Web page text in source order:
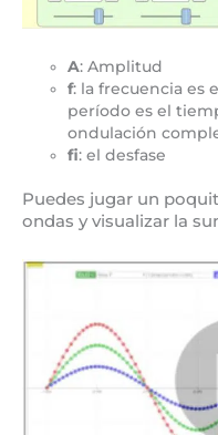
A: Amplitud
f: la frecuencia es
período es el
ondulación
fi: el desfase
Puedes jugar un
ondas y visualizar la